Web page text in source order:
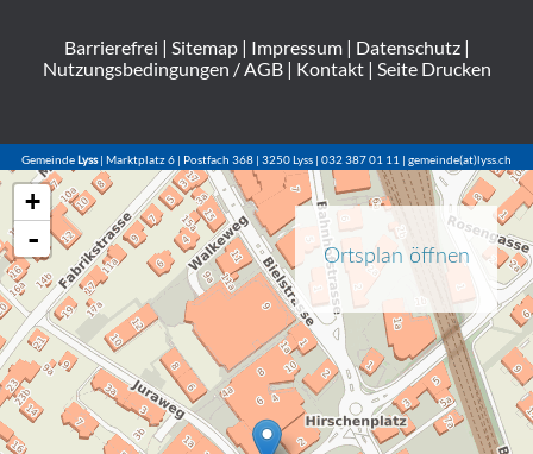
Barrierefrei | Sitemap| Impressum| Datenschutz|
Nutzungsbedingungen / AGB| Kontakt| Seite Drucken
GemeindeLyss| Marktplatz 6 | Postfach 368 | 3250 Lyss | 032 387 01 11 | gemeinde(at)lyss.ch